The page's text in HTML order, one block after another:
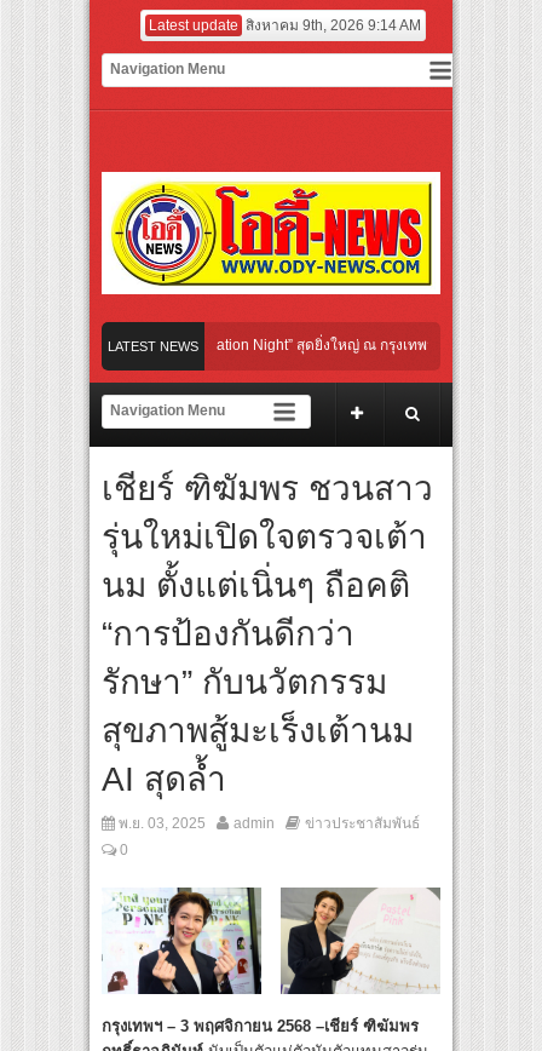
Latest update สิงหาคม 9th, 2026 9:14 AM
LATEST NEWS
Communication Night” สุดยิ่งใหญ่ ณ กรุงเทพฯ ขนทัพศิลปินชั้นนำ พร้อมกาล่า
ะแอโรบิกสุดมันส์ ในกิจกรรม “EM-ROBIC DANCE FOR MOM @BENCHASIRI
สุดแห่งปีจาก NUUI Starathon 8.8 “บอส-โนอึล” เปิดประเดิมเคะ-เมะ สุดเซอร์ไพร้ส์วั
เกมใหม่ในวงการการศึกษา เปิดตัว “SCA PLUS” แพลตฟอร์มการเรียนรู้ “Creative
อดการลงทุนในธุรกิจการศึกษากว่า 100 ล้านบาท
เส้นทางจาการ์ตา-กรุงเทพฯ เสริม Air Connectivity ดึงนักท่องเที่ยวคุณภาพจากอินโด
Communication Night” สุดยิ่งใหญ่ ณ กรุงเทพฯ ขนทัพศิลปินชั้นนำ พร้อมกาล่า
เชียร์ ฑิฆัมพร ชวนสาว
รุ่นใหม่เปิดใจตรวจเต้า
นม ตั้งแต่เนิ่นๆ ถือคติ
“การป้องกันดีกว่า
รักษา” กับนวัตกรรม
สุขภาพสู้มะเร็งเต้านม
AI สุดล้ำ
พ.ย. 03, 2025 admin
ข่าวประชาสัมพันธ์
0
กรุงเทพฯ – 3 พฤศจิกายน 2568 –เชียร์ ฑิฆัมพร